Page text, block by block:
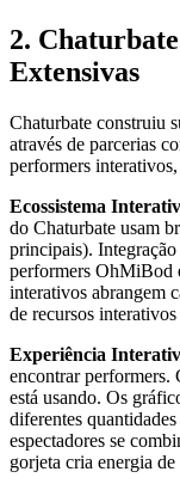
2.
Extensivas
Chaturbate construiu
através de parcerias
performers
Ecossistema
do Chaturbate usam
principais).
performers OhMiBod
interativos abrangem
de recursos
Experiência
encontrar performers.
está usando. Os
diferentes
espectadores se
gorjeta cria energia